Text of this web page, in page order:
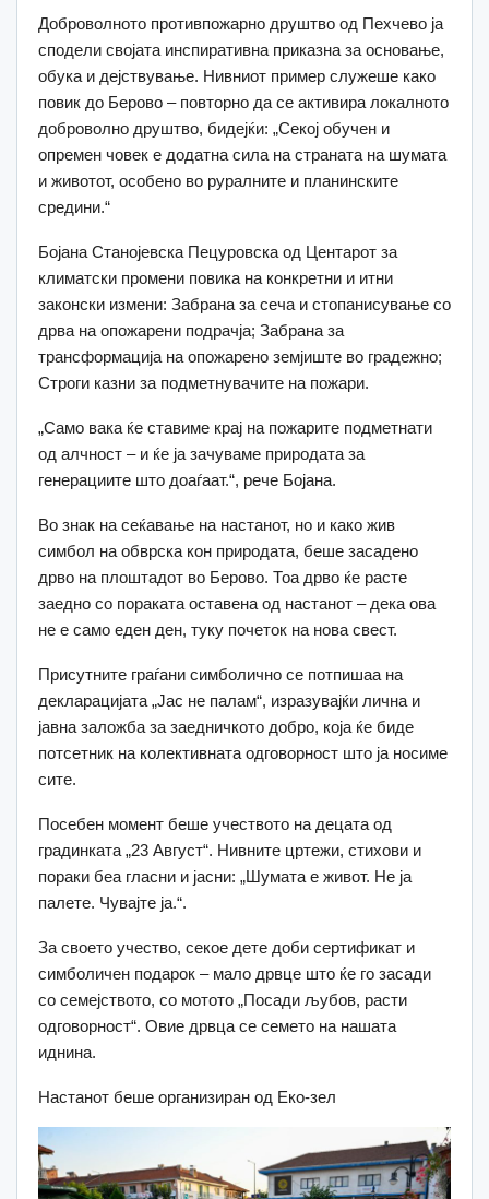
Доброволното противпожарно друштво од Пехчево ја
сподели својата инспиративна приказна за основање,
обука и дејствување. Нивниот пример служеше како
повик до Берово – повторно да се активира локалното
доброволно друштво, бидејќи: „Секој обучен и
опремен човек е додатна сила на страната на шумата
и животот, особено во руралните и планинските
средини.“
Бојана Станојевска Пецуровска од Центарот за
климатски промени повика на конкретни и итни
законски измени: Забрана за сеча и стопанисување со
дрва на опожарени подрачја; Забрана за
трансформација на опожарено земјиште во градежно;
Строги казни за подметнувачите на пожари.
„Само вака ќе ставиме крај на пожарите подметнати
од алчност – и ќе ја зачуваме природата за
генерациите што доаѓаат.“, рече Бојана.
Во знак на сеќавање на настанот, но и како жив
симбол на обврска кон природата, беше засадено
дрво на плоштадот во Берово. Тоа дрво ќе расте
заедно со пораката оставена од настанот – дека ова
не е само еден ден, туку почеток на нова свест.
Присутните граѓани симболично се потпишаа на
декларацијата „Јас не палам“, изразувајќи лична и
јавна заложба за заедничкото добро, која ќе биде
потсетник на колективната одговорност што ја носиме
сите.
Посебен момент беше учеството на децата од
градинката „23 Август“. Нивните цртежи, стихови и
пораки беа гласни и јасни: „Шумата е живот. Не ја
палете. Чувајте ја.“.
За своето учество, секое дете доби сертификат и
симболичен подарок – мало дрвце што ќе го засади
со семејството, со мотото „Посади љубов, расти
одговорност“. Овие дрвца се семето на нашата
иднина.
Настанот беше организиран од Еко-зел